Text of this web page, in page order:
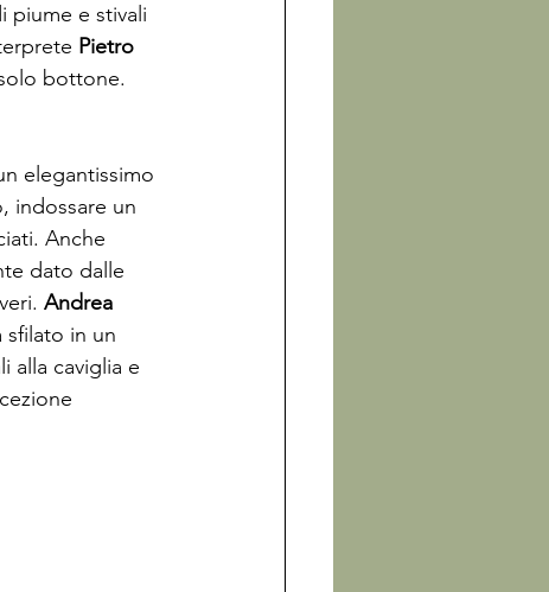
piume e stivali
Pietro
bottone.
elegantissimo
indossare un
Anche
dato dalle
Andrea
sfilato in un
alla caviglia e